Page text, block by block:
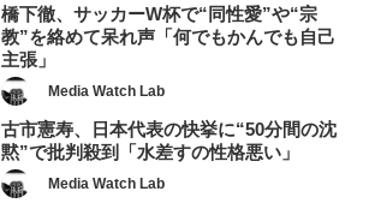
橋下徹、サッカーW杯で“同性愛”や“宗
教”を絡めて呆れ声「何でもかんでも自己
主張」
Media Watch Lab
古市憲寿、日本代表の快挙に“50分間の沈
黙”で批判殺到「水差すの性格悪い」
Media Watch Lab